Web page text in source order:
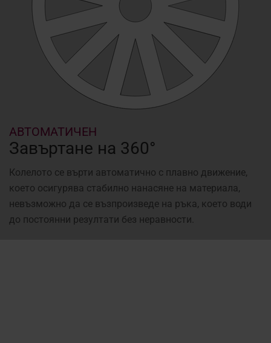
АВТОМАТИЧЕН
Завъртане на 360°
Колелото се върти автоматично с плавно движение,
което осигурява стабилно нанасяне на материала,
невъзможно да се възпроизведе на ръка, което води
до постоянни резултати без неравности.